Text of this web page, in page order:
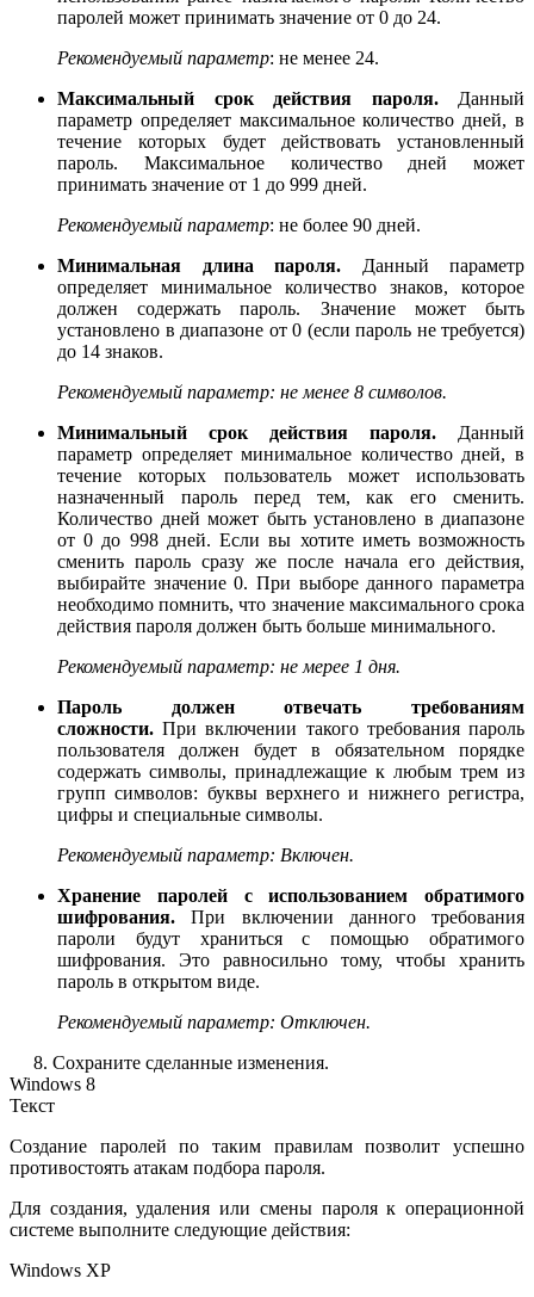
паролей может принимать значение от 0 до 24.
Рекомендуемый параметр: не менее 24.
Максимальный срок действия пароля.Данный
параметр определяет максимальное количество дней, в
течение которых будет действовать установленный
пароль. Максимальное количество дней может
принимать значение от 1 до 999 дней.
Рекомендуемый параметр: не более 90 дней.
Минимальная длина пароля. Данный параметр
определяет минимальное количество знаков, которое
должен содержать пароль. Значение может быть
установлено в диапазоне от 0 (если пароль не требуется)
до 14 знаков.
Рекомендуемый параметр: не менее 8 символов.
Минимальный срок действия пароля. Данный
параметр определяет минимальное количество дней, в
течение которых пользователь может использовать
назначенный пароль перед тем, как его сменить.
Количество дней может быть установлено в диапазоне
от 0 до 998 дней. Если вы хотите иметь возможность
сменить пароль сразу же после начала его действия,
выбирайте значение 0. При выборе данного параметра
необходимо помнить, что значение максимального срока
действия пароля должен быть больше минимального.
Рекомендуемый параметр: не мерее 1 дня.
Пароль должен отвечать требованиям
сложности.При включении такого требования пароль
пользователя должен будет в обязательном порядке
содержать символы, принадлежащие к любым трем из
групп символов: буквы верхнего и нижнего регистра,
цифры и специальные символы.
Рекомендуемый параметр: Включен.
Хранение паролей с использованием обратимого
шифрования. При включении данного требования
пароли будут храниться с помощью обратимого
шифрования. Это равносильно тому, чтобы хранить
пароль в открытом виде.
Рекомендуемый параметр: Отключен.
8. Сохраните сделанные изменения.
Windows 8
Текст
Создание паролей по таким правилам позволит успешно
противостоять атакам подбора пароля.
Для создания, удаления или смены пароля к операционной
системе выполните следующие действия:
Windows XP